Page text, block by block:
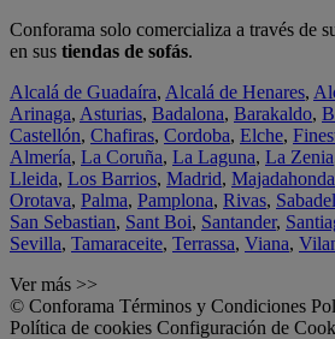
Conforama solo comercializa a través de
en sus tiendas de sofás.
Alcalá de Guadaíra, Alcalá de Henares,
Arinaga, Asturias, Badalona, Barakaldo,
Castellón, Chafiras, Cordoba, Elche,
Almería, La Coruña, La Laguna, La Zenia
Lleida, Los Barrios, Madrid, Majadahonda
Orotava, Palma, Pamplona, Rivas,
San Sebastian, Sant Boi, Santander,
Sevilla, Tamaraceite, Terrassa, Viana,
Ver más >>
© Conforama Términos y Condiciones
Política de cookies Configuración de